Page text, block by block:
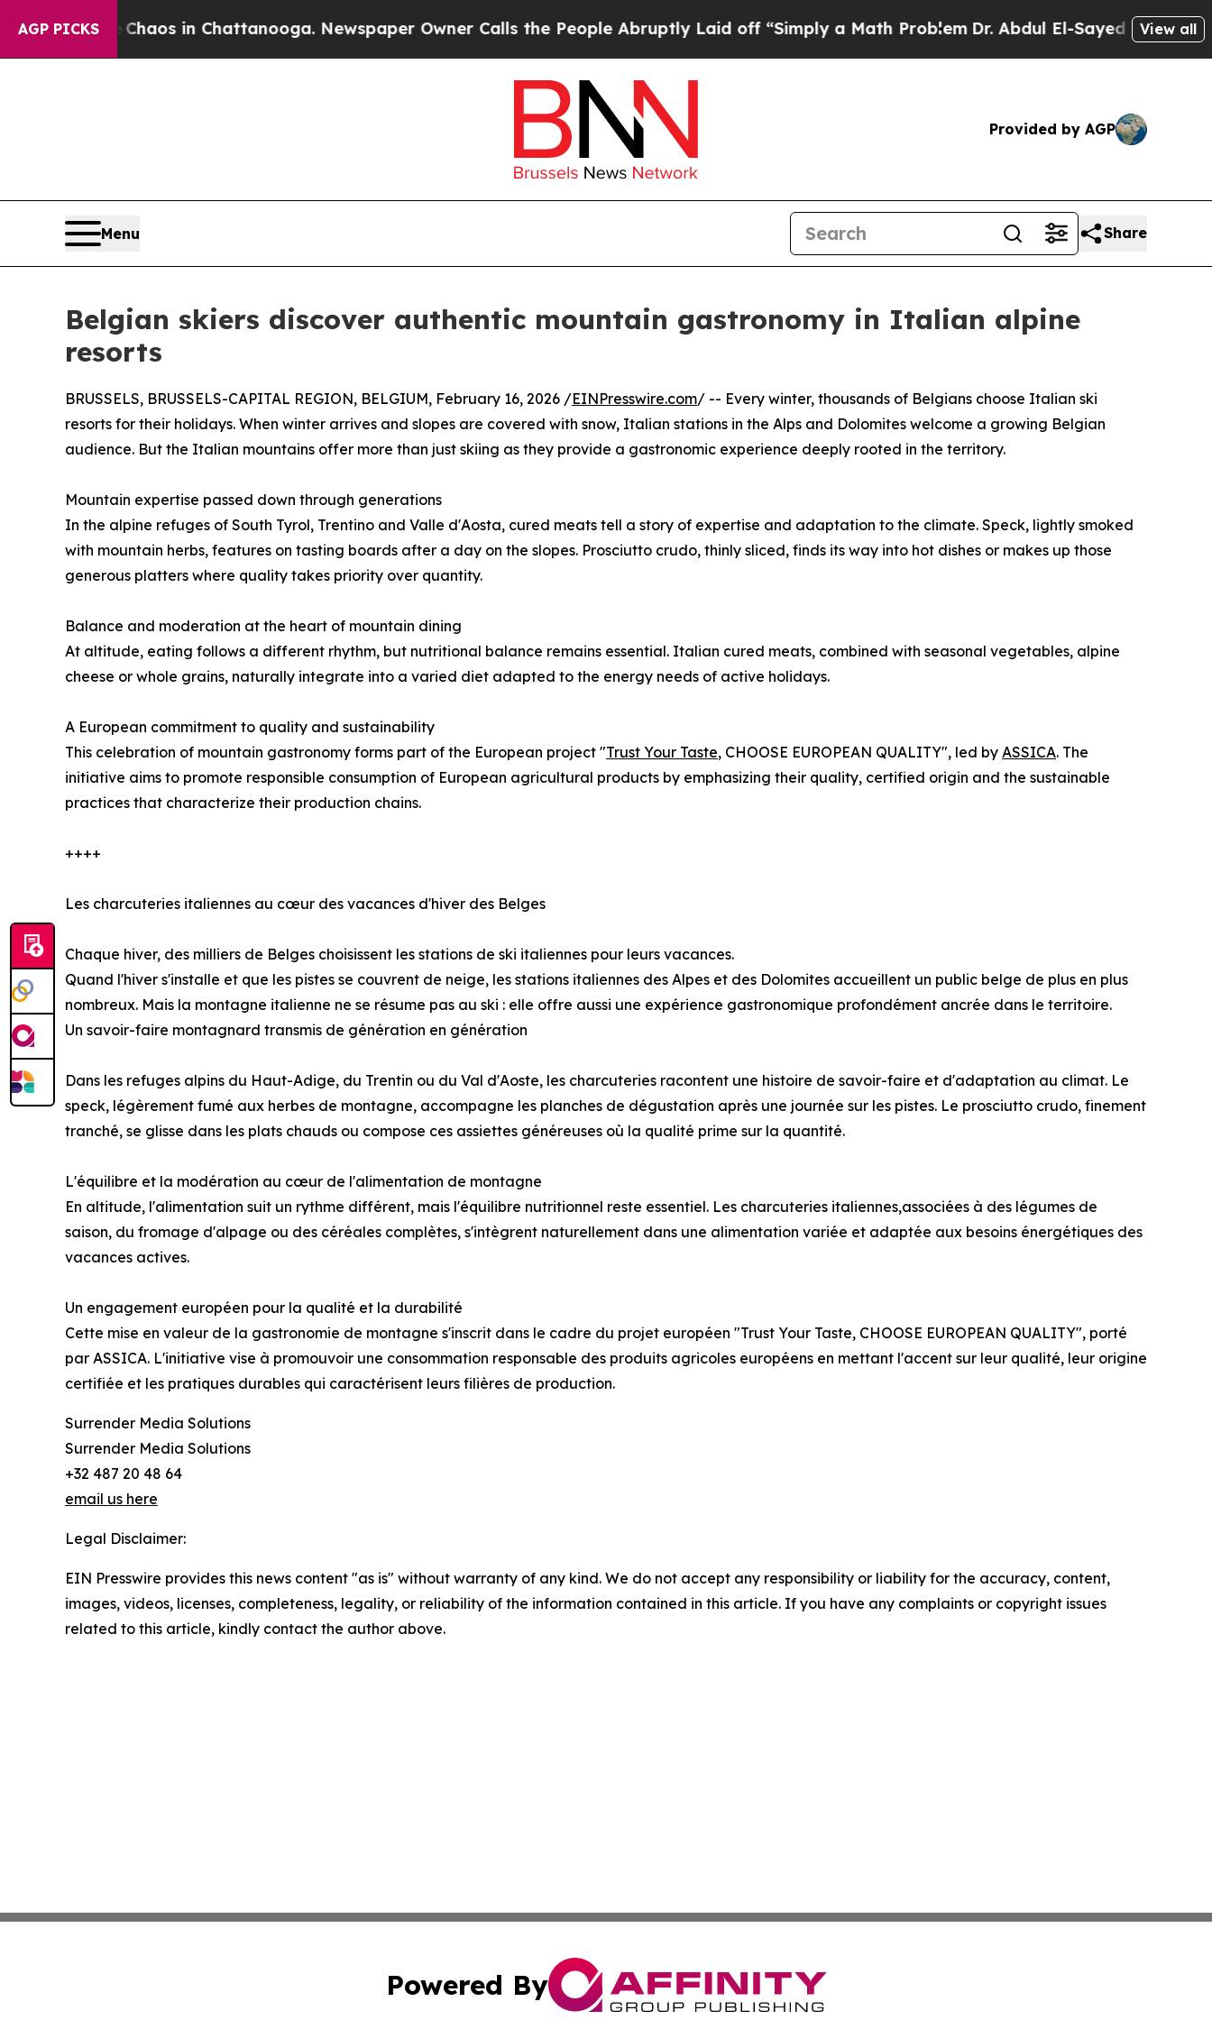
AGP PICKSChaos in Chattanooga. Newspaper Owner Calls the People Abruptly Laid off “Simply a Math ProblemDr. Abdul El-Sayed on HistoricView all
Provided by AGP
Menu Share
Belgian skiers discover authentic mountain gastronomy in Italian alpine
resorts
BRUSSELS, BRUSSELS-CAPITAL REGION, BELGIUM, February 16, 2026 /EINPresswire.com/ -- Every winter, thousands of Belgians choose Italian ski
resorts for their holidays. When winter arrives and slopes are covered with snow, Italian stations in the Alps and Dolomites welcome a growing Belgian
audience. But the Italian mountains offer more than just skiing as they provide a gastronomic experience deeply rooted in the territory.
Mountain expertise passed down through generations
In the alpine refuges of South Tyrol, Trentino and Valle d'Aosta, cured meats tell a story of expertise and adaptation to the climate. Speck, lightly smoked
with mountain herbs, features on tasting boards after a day on the slopes. Prosciutto crudo, thinly sliced, finds its way into hot dishes or makes up those
generous platters where quality takes priority over quantity.
Balance and moderation at the heart of mountain dining
At altitude, eating follows a different rhythm, but nutritional balance remains essential. Italian cured meats, combined with seasonal vegetables, alpine
cheese or whole grains, naturally integrate into a varied diet adapted to the energy needs of active holidays.
A European commitment to quality and sustainability
This celebration of mountain gastronomy forms part of the European project "Trust Your Taste, CHOOSE EUROPEAN QUALITY", led by ASSICA. The
initiative aims to promote responsible consumption of European agricultural products by emphasizing their quality, certified origin and the sustainable
practices that characterize their production chains.
++++
Les charcuteries italiennes au cœur des vacances d'hiver des Belges
Chaque hiver, des milliers de Belges choisissent les stations de ski italiennes pour leurs vacances.
Quand l'hiver s'installe et que les pistes se couvrent de neige, les stations italiennes des Alpes et des Dolomites accueillent un public belge de plus en plus
nombreux. Mais la montagne italienne ne se résume pas au ski : elle offre aussi une expérience gastronomique profondément ancrée dans le territoire.
Un savoir-faire montagnard transmis de génération en génération
Dans les refuges alpins du Haut-Adige, du Trentin ou du Val d'Aoste, les charcuteries racontent une histoire de savoir-faire et d'adaptation au climat. Le
speck, légèrement fumé aux herbes de montagne, accompagne les planches de dégustation après une journée sur les pistes. Le prosciutto crudo, finement
tranché, se glisse dans les plats chauds ou compose ces assiettes généreuses où la qualité prime sur la quantité.
L'équilibre et la modération au cœur de l'alimentation de montagne
En altitude, l'alimentation suit un rythme différent, mais l'équilibre nutritionnel reste essentiel. Les charcuteries italiennes,associées à des légumes de
saison, du fromage d'alpage ou des céréales complètes, s'intègrent naturellement dans une alimentation variée et adaptée aux besoins énergétiques des
vacances actives.
Un engagement européen pour la qualité et la durabilité
Cette mise en valeur de la gastronomie de montagne s'inscrit dans le cadre du projet européen "Trust Your Taste, CHOOSE EUROPEAN QUALITY", porté
par ASSICA. L'initiative vise à promouvoir une consommation responsable des produits agricoles européens en mettant l'accent sur leur qualité, leur origine
certifiée et les pratiques durables qui caractérisent leurs filières de production.
Surrender Media Solutions
Surrender Media Solutions
+32 487 20 48 64
email us here
Legal Disclaimer:
EIN Presswire provides this news content "as is" without warranty of any kind. We do not accept any responsibility or liability for the accuracy, content,
images, videos, licenses, completeness, legality, or reliability of the information contained in this article. If you have any complaints or copyright issues
related to this article, kindly contact the author above.
Powered By